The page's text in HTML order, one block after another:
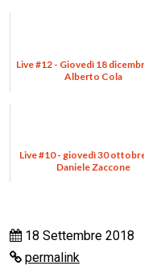
Live #12 - Giovedì 18
Alberto Cola
Live #10 - giovedì 30
Daniele Zaccone
18 Settembre 2018
permalink